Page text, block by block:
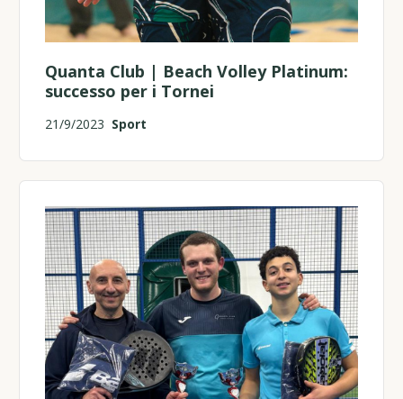
Quanta Club | Beach Volley Platinum:
successo per i Tornei
21/9/2023 Sport